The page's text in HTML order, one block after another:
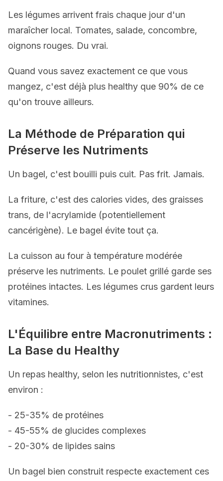
Les légumes arrivent frais chaque jour d'un
maraîcher local. Tomates, salade, concombre,
oignons rouges. Du vrai.
Quand vous savez exactement ce que vous
mangez, c'est déjà plus healthy que 90% de ce
qu'on trouve ailleurs.
La Méthode de Préparation qui
Préserve les Nutriments
Un bagel, c'est bouilli puis cuit. Pas frit. Jamais.
La friture, c'est des calories vides, des graisses
trans, de l'acrylamide (potentiellement
cancérigène). Le bagel évite tout ça.
La cuisson au four à température modérée
préserve les nutriments. Le poulet grillé garde ses
protéines intactes. Les légumes crus gardent leurs
vitamines.
L'Équilibre entre Macronutriments :
La Base du Healthy
Un repas healthy, selon les nutritionnistes, c'est
environ :
- 25-35% de protéines
- 45-55% de glucides complexes
- 20-30% de lipides sains
Un bagel bien construit respecte exactement ces